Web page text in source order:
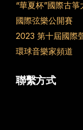
“華夏杯”國際古箏
國際弦樂公開賽
2023 第十屆國際
環球音樂家頻道
聯繫方式